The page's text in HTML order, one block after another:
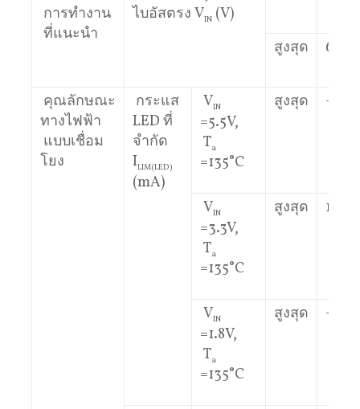
การทำงาน
ที่แนะนำ
ไบอัสตรง VIN (V)
สูงสุด 6
คุณลักษณะ
ทางไฟฟ้า
แบบเชื่อม
โยง
กระแส
LED ที่
จำกัด
ILIM(LED)
(mA)
VIN
=5.5V,
Ta
=135°C
สูงสุด –
VIN
=3.3V,
Ta
=135°C
สูงสุด 1
VIN
=1.8V,
Ta
=135°C
สูงสุด –